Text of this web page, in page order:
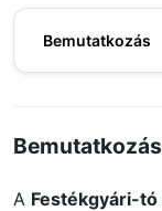
Bemutatkozás
Bemutatkozás
A Festékgyári-tó